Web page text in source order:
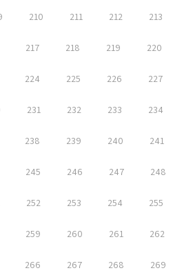
210 211 212 213
217 218 219 220
224 225 226 227
231 232 233 234
238 239 240 241
245 246 247 248
252 253 254 255
259 260 261 262
266 267 268 269